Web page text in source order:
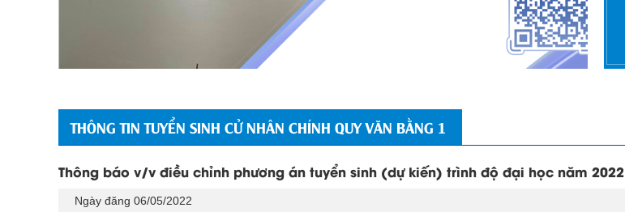
THÔNG TIN TUYỂN SINH CỬ NHÂN CHÍNH QUY VĂN BẰNG 1
Thông báo v/v điều chỉnh phương án tuyển sinh (dự kiến) trình độ đại học năm 2022
Ngày đăng 06/05/2022